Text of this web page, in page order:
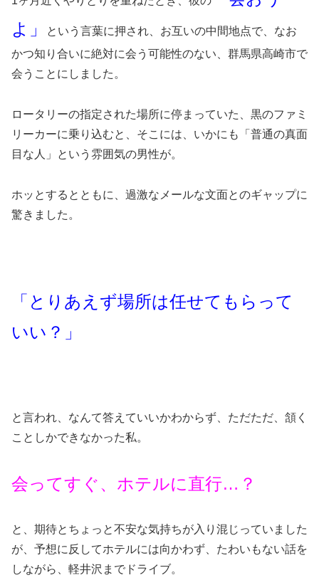
よ」
という言葉に押され、お互いの中間地点で、なお
かつ知り合いに絶対に会う可能性のない、群馬県高崎市で
会うことにしました。
ロータリーの指定された場所に停まっていた、黒のファミ
リーカーに乗り込むと、そこには、いかにも「普通の真面
目な人」という雰囲気の男性が。
ホッとするとともに、過激なメールな文面とのギャップに
驚きました。
「とりあえず場所は任せてもらって
いい？」
と言われ、なんて答えていいかわからず、ただただ、頷く
ことしかできなかった私。
会ってすぐ、ホテルに直行…？
と、期待とちょっと不安な気持ちが入り混じっていました
が、予想に反してホテルには向かわず、たわいもない話を
しながら、軽井沢までドライブ。